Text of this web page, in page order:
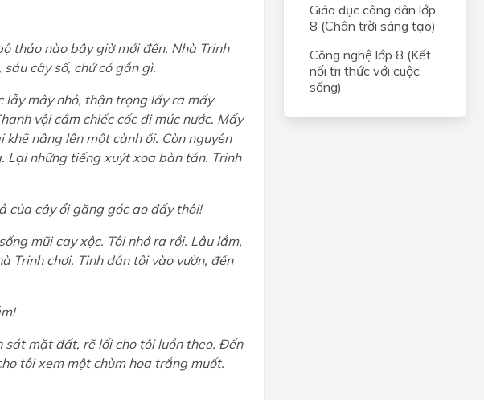
thảo nào bây giờ mới đến. Nhà Trinh
cây số, chứ có gần gì.
lẫy mây nhỏ, thận trọng lấy ra mấy
vội cầm chiếc cốc đi múc nước. Mấy
nâng lên một cành ổi. Còn nguyên
Lại những tiếng xuýt xoa bàn tán. Trinh
của cây ổi găng góc ao đấy thôi!
mũi cay xộc. Tôi nhớ ra rồi. Lâu lắm,
Trinh chơi. Tinh dẫn tôi vào vườn, đến
mặt đất, rẽ lối cho tôi luồn theo. Đến
tôi xem một chùm hoa trắng muốt.
Giáo dục công dân lớp
8 (Chân trời sáng tạo)
Công nghệ lớp 8 (Kết
nối tri thức với cuộc
sống)